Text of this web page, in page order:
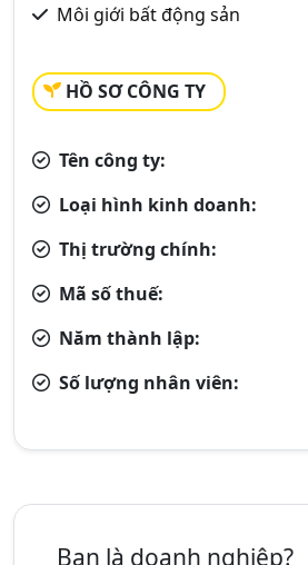
Môi giới bất động sản
HỒ SƠ CÔNG TY
Tên công ty:
Loại hình kinh doanh:
Thị trường chính:
Mã số thuế:
Năm thành lập:
Số lượng nhân viên:
Bạn là doanh nghiệp?